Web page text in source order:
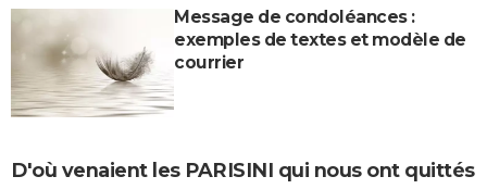
Message de condoléances :
exemples de textes et modèle de
courrier
D'où venaient les PARISINI qui nous ont quittés